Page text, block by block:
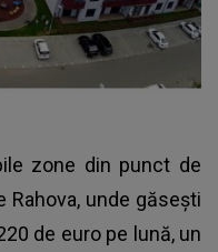
zone din punct de
unde găseşti
de euro pe lună, un